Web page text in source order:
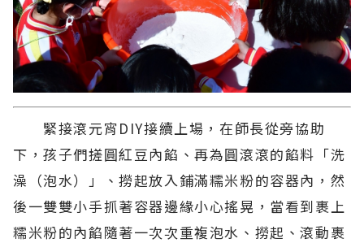
緊接滾元宵DIY接續上場，在師長從旁協助
下，孩子們搓圓紅豆內餡、再為圓滾滾的餡料「洗
澡（泡水）」、撈起放入鋪滿糯米粉的容器內，然
後一雙雙小手抓著容器邊緣小心搖晃，當看到裹上
糯米粉的內餡隨著一次次重複泡水、撈起、滾動裹